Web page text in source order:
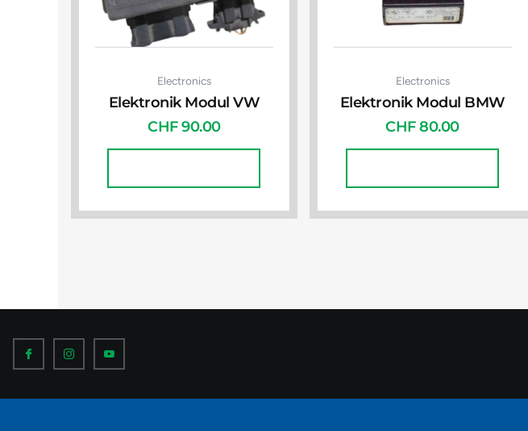
Electronics
Elektronik Modul VW
CHF90.00
Electronics
Elektronik Modul BMW
CHF80.00
I
c
o
n
I
c
o
n
I
c
n